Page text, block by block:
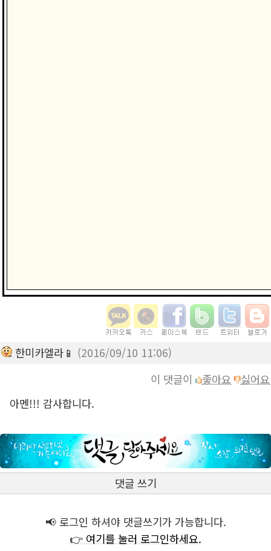
한미카엘라📱 (2016/09/10 11:06)
이 댓글이
좋아요
싫어요
아멘!!! 감사합니다.
댓글 쓰기
📢 로그인 하셔야 댓글쓰기가 가능합니다.
👉 여기를 눌러 로그인하세요.